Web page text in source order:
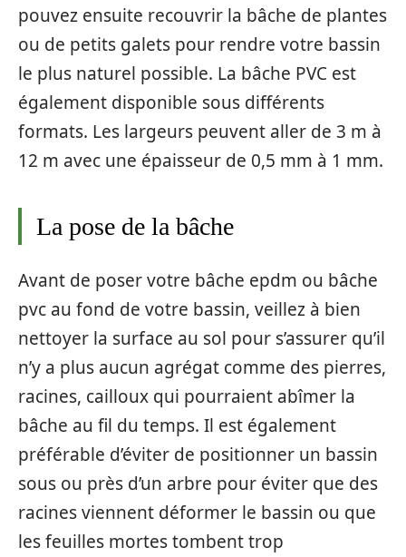
pouvez ensuite recouvrir la bâche de plantes
ou de petits galets pour rendre votre bassin
le plus naturel possible. La bâche PVC est
également disponible sous différents
formats. Les largeurs peuvent aller de 3 m à
12 m avec une épaisseur de 0,5 mm à 1 mm.
La pose de la bâche
Avant de poser votre bâche epdm ou bâche
pvc au fond de votre bassin, veillez à bien
nettoyer la surface au sol pour s’assurer qu’il
n’y a plus aucun agrégat comme des pierres,
racines, cailloux qui pourraient abîmer la
bâche au fil du temps. Il est également
préférable d’éviter de positionner un bassin
sous ou près d’un arbre pour éviter que des
racines viennent déformer le bassin ou que
les feuilles mortes tombent trop